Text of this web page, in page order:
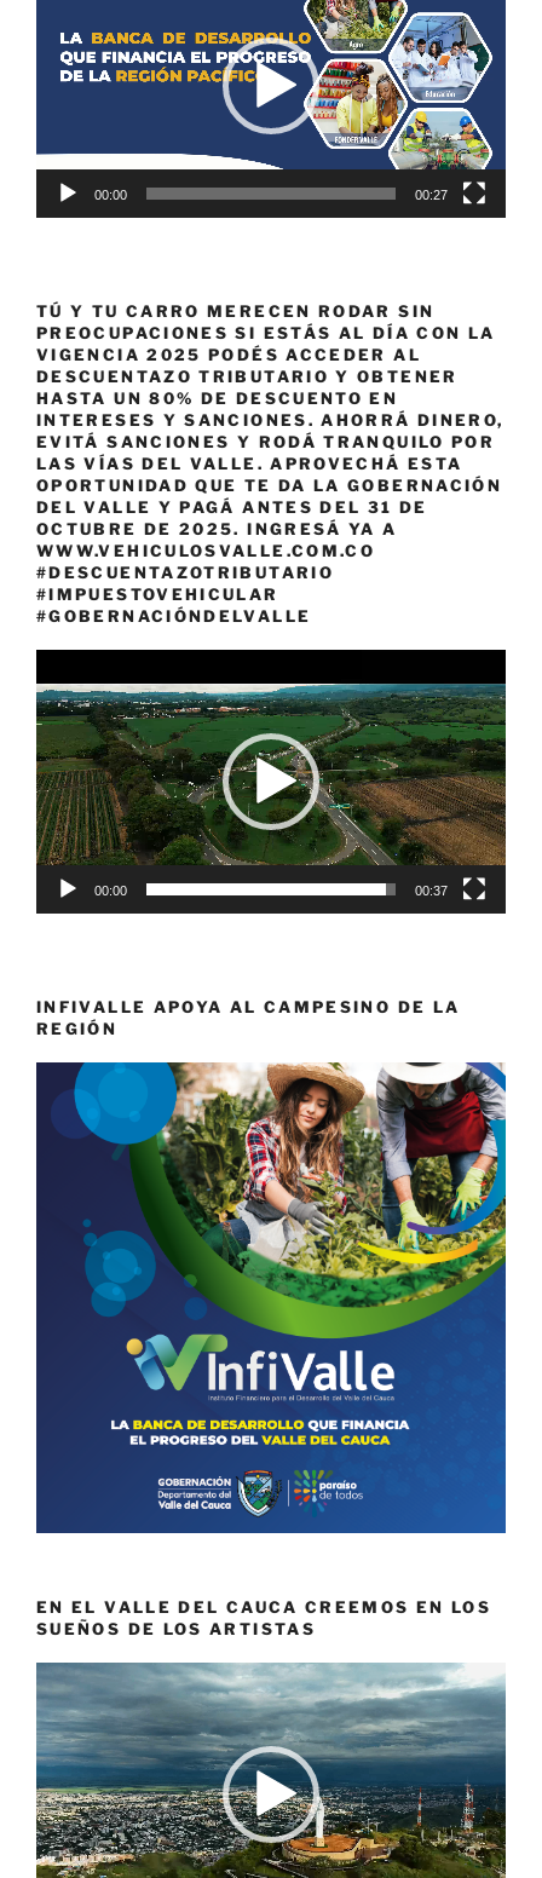
00:00 00:27
TÚ Y TU CARRO MERECEN RODAR SIN
PREOCUPACIONES SI ESTÁS AL DÍA CON LA
VIGENCIA 2025 PODÉS ACCEDER AL
DESCUENTAZO TRIBUTARIO Y OBTENER
HASTA UN 80% DE DESCUENTO EN
INTERESES Y SANCIONES. AHORRÁ DINERO,
EVITÁ SANCIONES Y RODÁ TRANQUILO POR
LAS VÍAS DEL VALLE. APROVECHÁ ESTA
OPORTUNIDAD QUE TE DA LA GOBERNACIÓN
DEL VALLE Y PAGÁ ANTES DEL 31 DE
OCTUBRE DE 2025. INGRESÁ YA A
WWW.VEHICULOSVALLE.COM.CO
#DESCUENTAZOTRIBUTARIO
#IMPUESTOVEHICULAR
#GOBERNACIÓNDELVALLE
de
vídeo
00:00 00:37
INFIVALLE APOYA AL CAMPESINO DE LA
REGIÓN
EN EL VALLE DEL CAUCA CREEMOS EN LOS
SUEÑOS DE LOS ARTISTAS
Reproductor
de
vídeo